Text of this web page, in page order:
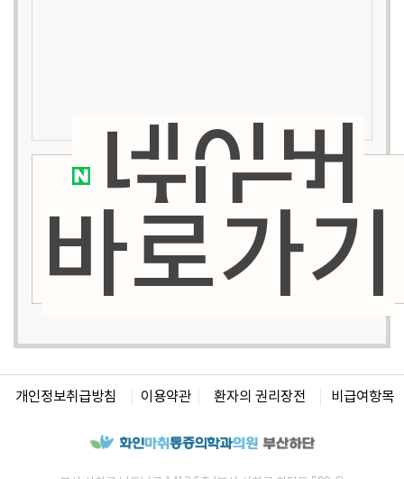
네이버
지도
바로가기
개인정보취급방침 이용약관 환자의 권리장전 비급여항목